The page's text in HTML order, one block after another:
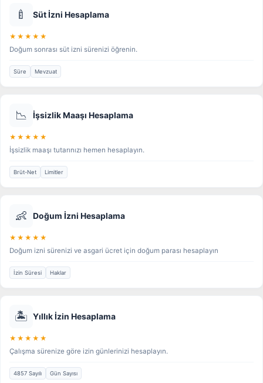
🍼 Süt İzni Hesaplama
★★★★★
Doğum sonrası süt izni sürenizi öğrenin.
Süre Mevzuat
📉 İşsizlik Maaşı Hesaplama
★★★★★
İşsizlik maaşı tutarınızı hemen hesaplayın.
Brüt-Net Limitler
👶 Doğum İzni Hesaplama
★★★★★
Doğum izni sürenizi ve asgari ücret için doğum parası hesaplayın
İzin Süresi Haklar
🏝️ Yıllık İzin Hesaplama
★★★★★
Çalışma sürenize göre izin günlerinizi hesaplayın.
4857 Sayılı Gün Sayısı